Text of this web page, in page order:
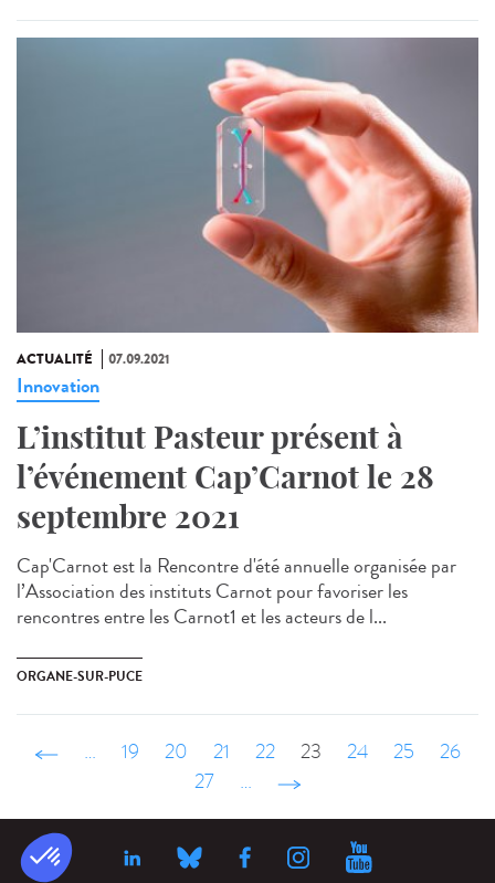
ACTUALITÉ 07.09.2021
Innovation
L’institut Pasteur présent à
l’événement Cap’Carnot le 28
septembre 2021
Cap'Carnot est la Rencontre d'été annuelle organisée par
l’Association des instituts Carnot pour favoriser les
rencontres entre les Carnot1 et les acteurs de l...
ORGANE-SUR-PUCE
‹ précédent
… 19 20 21 22 23 24 25
26
27
… suivant ›